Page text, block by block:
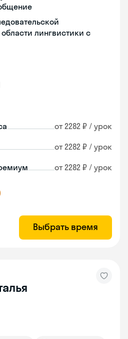
лингвистики с
от 2282 ₽ / урок
от 2282 ₽ / урок
от 2282 ₽ / урок
Выбрать время